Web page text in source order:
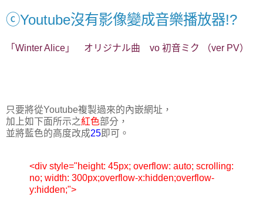
ⓒYoutube沒有影像變成音樂播放器!?
「Winter Alice」 オリジナル曲 vo 初音ミク （ver PV）
只要將從Youtube複製過來的內嵌網址，
加上如下面所示之紅色部分，
並將藍色的高度改成25即可。
<div style="height: 45px; overflow: auto; scrolling:
no; width: 300px;overflow-x:hidden;overflow-
y:hidden;">